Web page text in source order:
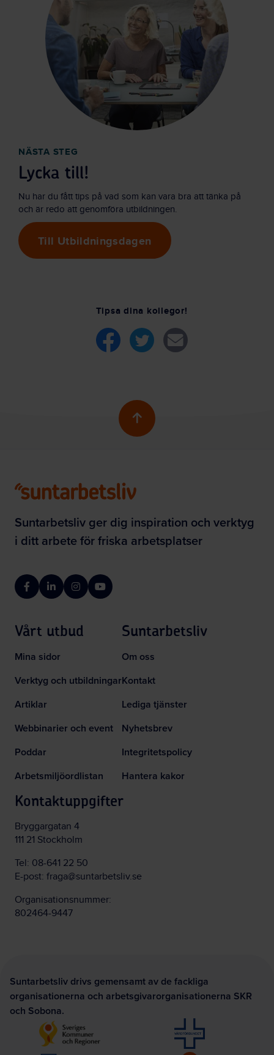
NÄSTA STEG
Lycka till!
Nu har du fått tips på vad som kan vara bra att tänka på
och är redo att genomföra utbildningen.
Till Utbildningsdagen
Tipsa dina kollegor!
Suntarbetsliv ger dig inspiration och verktyg
i ditt arbete för friska arbetsplatser
FacebookLinkedInInstagramYouTube
Vårt utbud
Mina sidor
Verktyg och utbildningar
Artiklar
Webbinarier och event
Poddar
Arbetsmiljöordlistan
Suntarbetsliv
Om oss
Kontakt
Lediga tjänster
Nyhetsbrev
Integritetspolicy
Hantera kakor
Kontaktuppgifter
Bryggargatan 4
111 21 Stockholm
Tel: 08-641 22 50
E-post: fraga@suntarbetsliv.se
Organisationsnummer:
802464-9447
Suntarbetsliv drivs gemensamt av de fackliga
organisationerna och arbetsgivarorganisationerna SKR
och Sobona.